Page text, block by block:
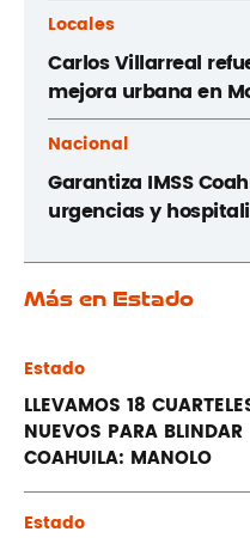
Locales
Carlos Villarreal
mejora urbana en
Nacional
Garantiza IMSS
urgencias y
Más en Estado
Estado
LLEVAMOS 18
NUEVOS PARA BLINDAR
COAHUILA: MANOLO
Estado